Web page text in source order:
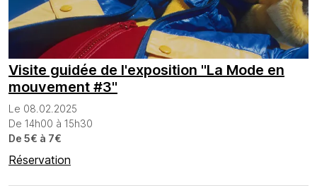
Visite guidée de l'exposition "La Mode en
mouvement #3"
Le 08.02.2025
De 14h00 à 15h30
De 5€ à 7€
Réservation